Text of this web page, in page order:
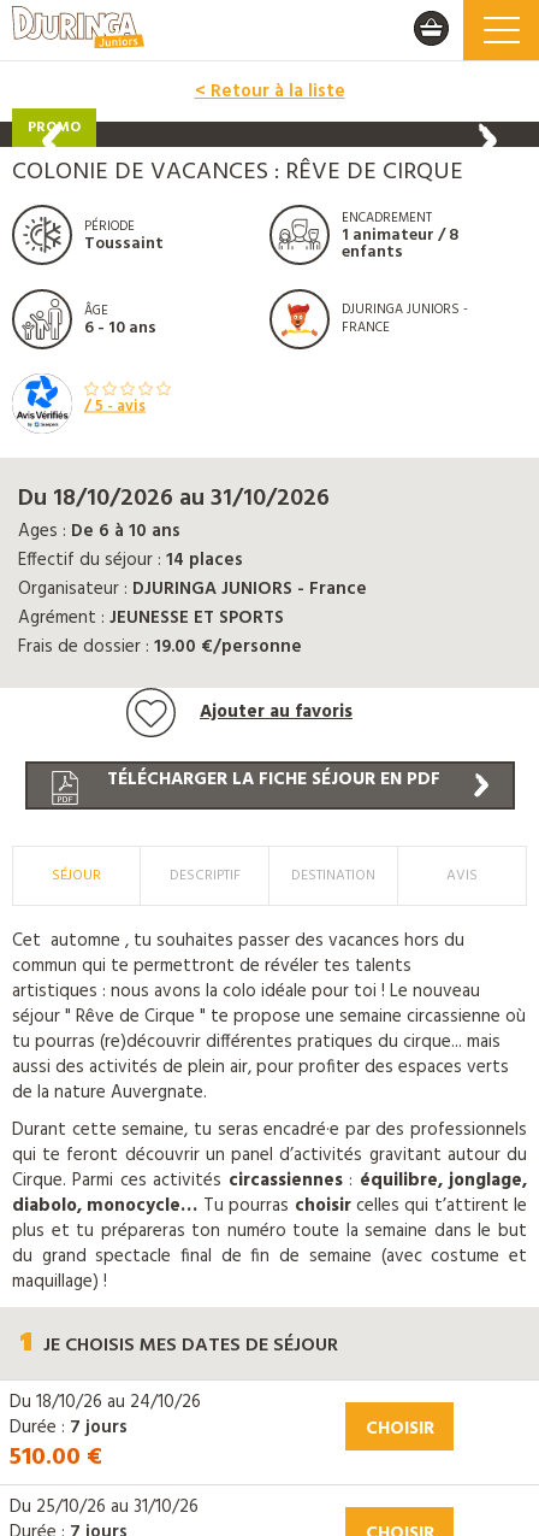
< Retour à la liste
PROMO
COLONIE DE VACANCES : RÊVE DE CIRQUE
PÉRIODE
Toussaint
ENCADREMENT
1 animateur / 8
enfants
ÂGE
6 - 10 ans
DJURINGA JUNIORS -
FRANCE
/ 5 -avis
Du 18/10/2026 au 31/10/2026
Ages : De 6 à 10 ans
Effectif du séjour : 14 places
Organisateur : DJURINGA JUNIORS - France
Agrément : JEUNESSE ET SPORTS
Frais de dossier : 19.00 €/personne
Ajouter au favoris
TÉLÉCHARGER LA FICHE SÉJOUR EN PDF
SÉJOUR DESCRIPTIF DESTINATION AVIS
Cet automne , tu souhaites passer des vacances hors du
commun qui te permettront de révéler tes talents
artistiques : nous avons la colo idéale pour toi ! Le nouveau
séjour " Rêve de Cirque " te propose une semaine circassienne où
tu pourras (re)découvrir différentes pratiques du cirque... mais
aussi des activités de plein air, pour profiter des espaces verts
de la nature Auvergnate.
Durant cette semaine, tu seras encadré·e par des professionnels
qui te feront découvrir un panel d’activités gravitant autour du
Cirque. Parmi ces activités circassiennes: équilibre, jonglage,
diabolo, monocycle… Tu pourras choisircelles qui t’attirent le
plus et tu prépareras ton numéro toute la semaine dans le but
du grand spectacle final de fin de semaine (avec costume et
maquillage) !
1 JE CHOISISMES DATES DE SÉJOUR
Du 18/10/26 au 24/10/26
Durée : 7 jours
510.00 €
CHOISIR
Du 25/10/26 au 31/10/26